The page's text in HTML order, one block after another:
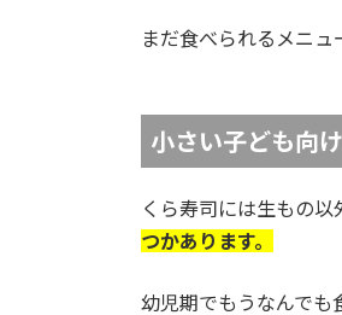
まだ食べられるメニュ
小さい子ども向
くら寿司には生もの以
つかあります。
幼児期でもうなんでも